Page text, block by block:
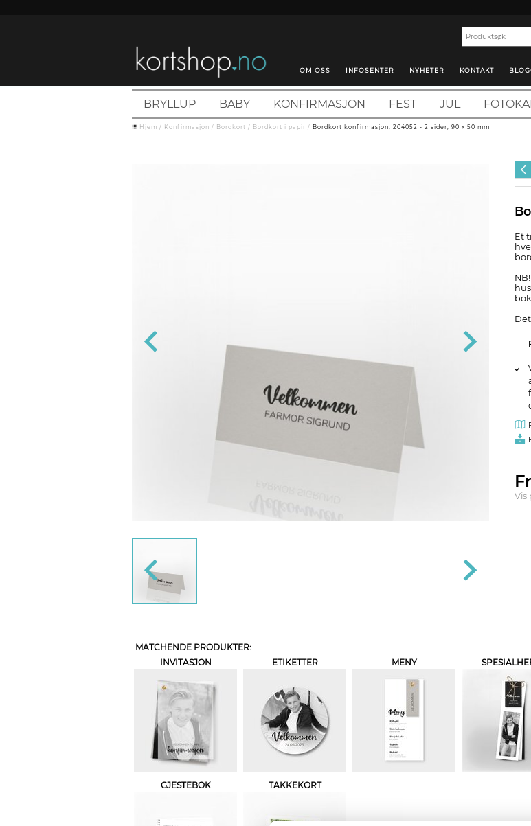
OM OSS INFOSENTER NYHETER KONTAKT
BRYLLUP BABY KONFIRMASJON FEST JUL
Hjem / Konfirmasjon / Bordkort / Bordkort i papir / Bordkort konfirmasjon, 204052 - 2 sider, 90 x 50 mm
Et
Vis
MATCHENDE PRODUKTER:
INVITASJON
ETIKETTER MENY
GJESTEBOK TAKKEKORT